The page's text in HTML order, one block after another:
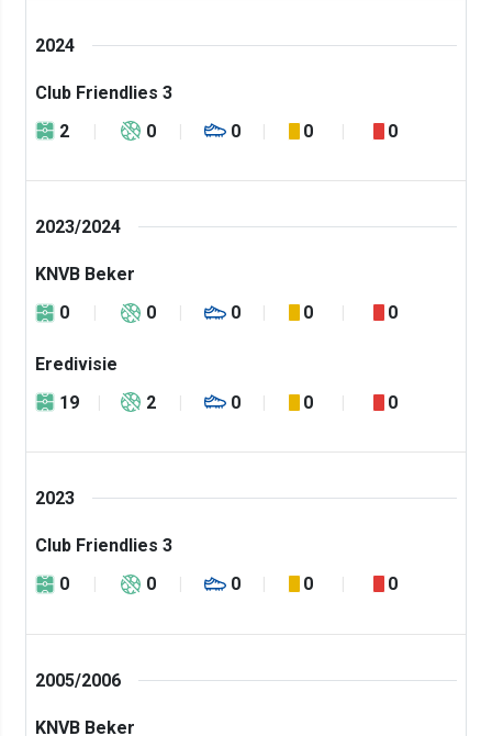
2024
Club Friendlies 3
2
0 0 0 0
2023/2024
KNVB Beker
0
0 0 0 0
Eredivisie
19
2 0 0 0
2023
Club Friendlies 3
0
0 0 0 0
2005/2006
KNVB Beker